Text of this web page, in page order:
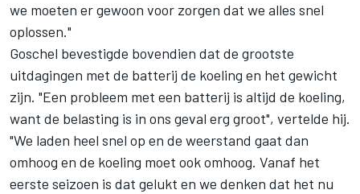
we moeten er gewoon voor zorgen dat we alles snel
oplossen."
Goschel bevestigde bovendien dat de grootste
uitdagingen met de batterij de koeling en het gewicht
zijn. "Een probleem met een batterij is altijd de koeling,
want de belasting is in ons geval erg groot", vertelde hij.
"We laden heel snel op en de weerstand gaat dan
omhoog en de koeling moet ook omhoog. Vanaf het
eerste seizoen is dat gelukt en we denken dat het nu